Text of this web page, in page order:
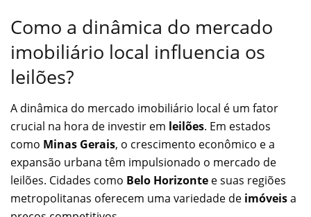
Como a dinâmica do mercado
imobiliário local influencia os
leilões?
A dinâmica do mercado imobiliário local é um fator
crucial na hora de investir em leilões. Em estados
como Minas Gerais, o crescimento econômico e a
expansão urbana têm impulsionado o mercado de
leilões. Cidades como Belo Horizonte e suas regiões
metropolitanas oferecem uma variedade de imóveisa